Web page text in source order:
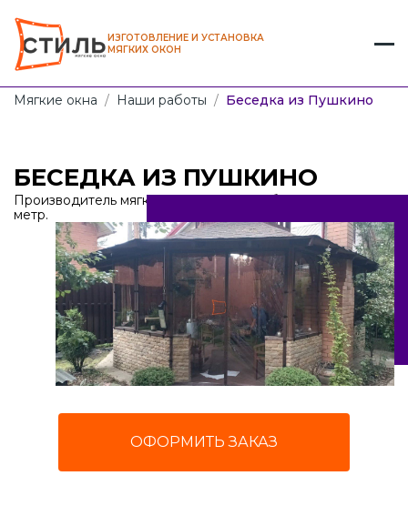
ИЗГОТОВЛЕНИЕ И УСТАНОВКА
МЯГКИХ ОКОН
Мягкие окна / Наши работы / Беседка из Пушкино
Производитель мягких окон от 1100 рублей за кв.
метр.
БЕСЕДКА ИЗ ПУШКИНО
ОФОРМИТЬ ЗАКАЗ